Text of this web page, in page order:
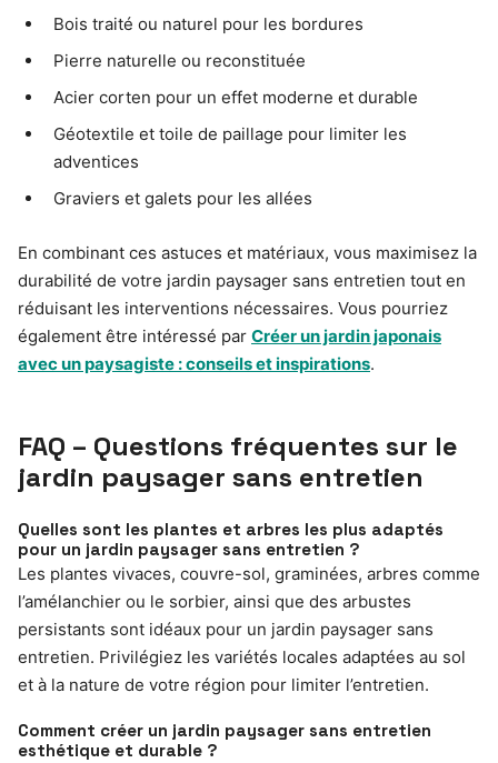
Bois traité ou naturel pour les bordures
Pierre naturelle ou reconstituée
Acier corten pour un effet moderne et durable
Géotextile et toile de paillage pour limiter les
adventices
Graviers et galets pour les allées
En combinant ces astuces et matériaux, vous maximisez la
durabilité de votre jardin paysager sans entretien tout en
réduisant les interventions nécessaires. Vous pourriez
également être intéressé par Créer un jardin japonais
avec un paysagiste : conseils et inspirations.
FAQ – Questions fréquentes sur le
jardin paysager sans entretien
Quelles sont les plantes et arbres les plus adaptés
pour un jardin paysager sans entretien ?
Les plantes vivaces, couvre-sol, graminées, arbres comme
l’amélanchier ou le sorbier, ainsi que des arbustes
persistants sont idéaux pour un jardin paysager sans
entretien. Privilégiez les variétés locales adaptées au sol
et à la nature de votre région pour limiter l’entretien.
Comment créer un jardin paysager sans entretien
esthétique et durable ?